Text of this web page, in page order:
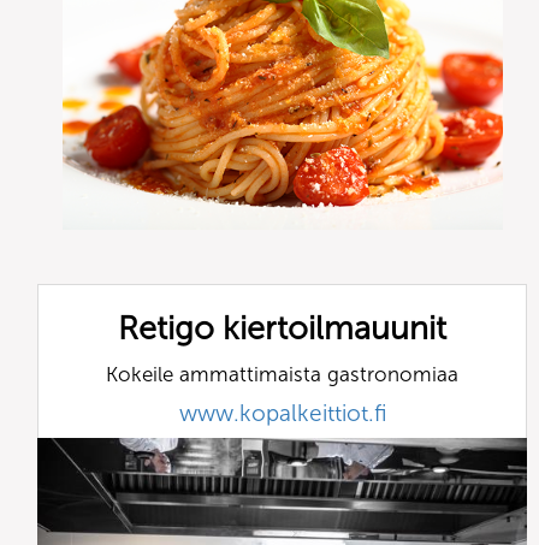
Retigo kiertoilmauunit
Kokeile ammattimaista gastronomiaa
www.kopalkeittiot.fi